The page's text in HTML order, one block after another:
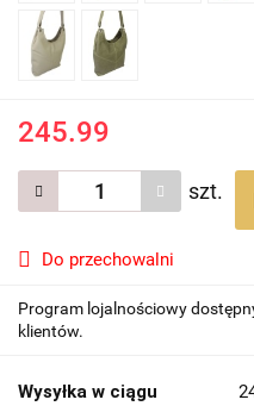
245.99
szt.
Do przechowalni
Program lojalnościowy
klientów.
Wysyłka w ciągu